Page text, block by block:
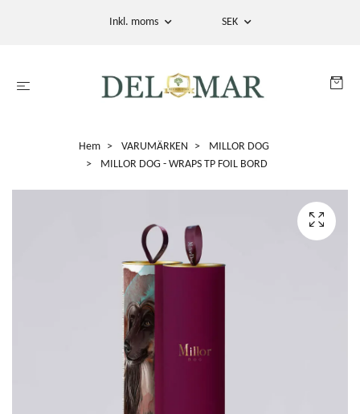
Inkl. moms SEK
Hem VARUMÄRKEN
MILLOR DOG
MILLOR DOG - WRAPS TP FOIL BORD